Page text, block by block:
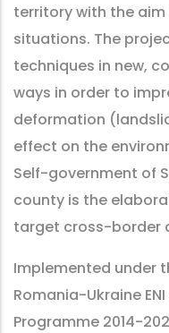
territory with the
situations. The
techniques in new,
ways in order to
deformation
effect on the
Self-government of
county is the
target cross-border
Implemented under
Romania-Ukraine
Programme 2014-